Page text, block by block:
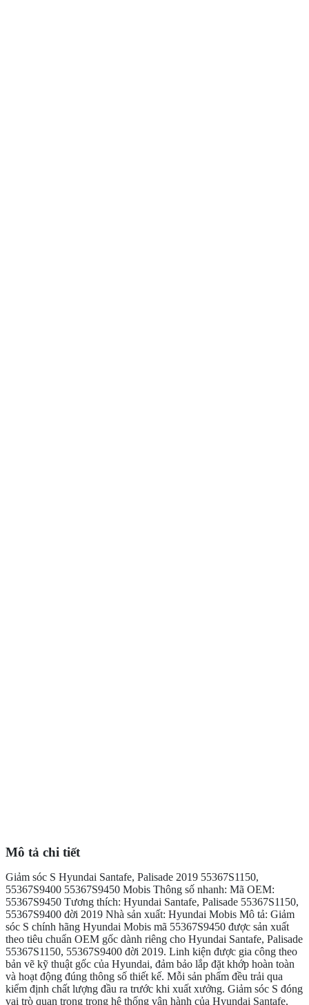
Mô tả chi tiết
Giảm sóc S Hyundai Santafe, Palisade 2019 55367S1150,
55367S9400 55367S9450 Mobis Thông số nhanh: Mã OEM:
55367S9450 Tương thích: Hyundai Santafe, Palisade 55367S1150,
55367S9400 đời 2019 Nhà sản xuất: Hyundai Mobis Mô tả: Giảm
sóc S chính hãng Hyundai Mobis mã 55367S9450 được sản xuất
theo tiêu chuẩn OEM gốc dành riêng cho Hyundai Santafe, Palisade
55367S1150, 55367S9400 đời 2019. Linh kiện được gia công theo
bản vẽ kỹ thuật gốc của Hyundai, đảm bảo lắp đặt khớp hoàn toàn
và hoạt động đúng thông số thiết kế. Mỗi sản phẩm đều trải qua
kiểm định chất lượng đầu ra trước khi xuất xưởng. Giảm sóc S đóng
vai trò quan trọng trong hệ thống vận hành của Hyundai Santafe,